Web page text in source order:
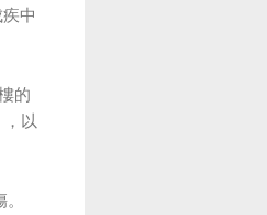
中
的
以